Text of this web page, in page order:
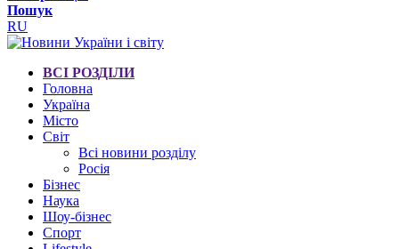
Пошук
RU
ВСІ РОЗДІЛИ
Головна
Україна
Місто
Світ
Всі новини розділу
Росія
Бізнес
Наука
Шоу-бізнес
Спорт